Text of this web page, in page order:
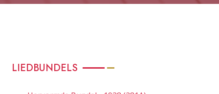
LIEDBUNDELS